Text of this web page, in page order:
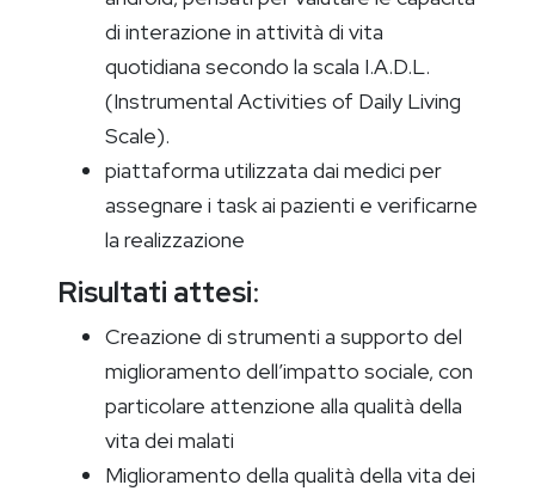
di interazione in attività di vita
quotidiana secondo la scala I.A.D.L.
(Instrumental Activities of Daily Living
Scale).
piattaforma utilizzata dai medici per
assegnare i task ai pazienti e verificarne
la realizzazione
Risultati attesi:
Creazione di strumenti a supporto del
miglioramento dell’impatto sociale, con
particolare attenzione alla qualità della
vita dei malati
Miglioramento della qualità della vita dei